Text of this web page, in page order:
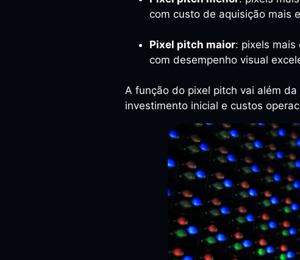
com custo de aquisição mais
Pixel pitch maior: pixels
com desempenho visual
A função do pixel pitch vai além
investimento inicial e custos